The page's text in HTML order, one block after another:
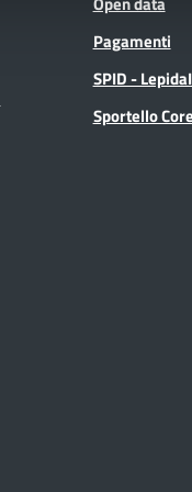
Pagamenti
SPID -
Sportello